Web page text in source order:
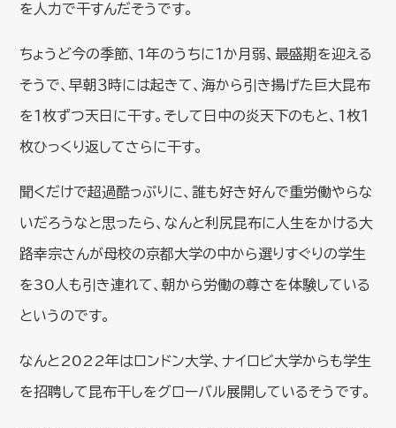
を人力で干すんだそうです。
ちょうど今の季節、1年のうちに１か月弱、最盛期を迎える
そうで、早朝３時には起きて、海から引き揚げた巨大昆布
を１枚ずつ天日に干す。そして日中の炎天下のもと、１枚１
枚ひっくり返してさらに干す。
聞くだけで超過酷っぷりに、誰も好き好んで重労働やらな
いだろうなと思ったら、なんと利尻昆布に人生をかける大
路幸宗さんが母校の京都大学の中から選りすぐりの学生
を30人も引き連れて、朝から労働の尊さを体験している
というのです。
なんと2022年はロンドン大学、ナイロビ大学からも学生
を招聘して昆布干しをグローバル展開しているそうです。